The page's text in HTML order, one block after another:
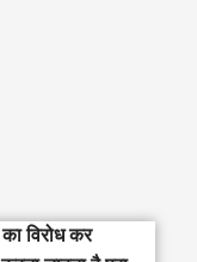
विरोध कर